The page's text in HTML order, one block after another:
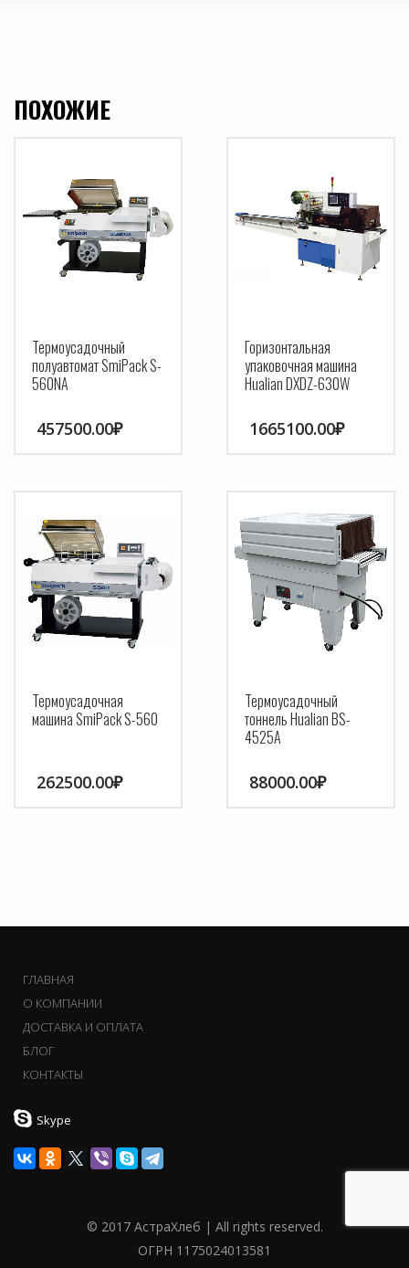
ПОХОЖИЕ
Термоусадочный
полуавтомат SmiPack S-
560NA
457500.00₽
Горизонтальная
упаковочная машина
Hualian DXDZ-630W
1665100.00₽
Термоусадочная
машина SmiPack S-560
262500.00₽
Термоусадочный
тоннель Hualian BS-
4525A
88000.00₽
ГЛАВНАЯ
О КОМПАНИИ
ДОСТАВКА И ОПЛАТА
БЛОГ
КОНТАКТЫ
Skype
© 2017 АстраХлеб | All rights reserved.
ОГРН 1175024013581